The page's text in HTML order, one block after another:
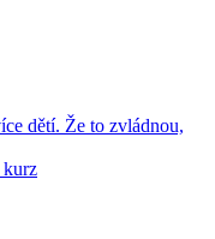
dětí. Že to zvládnou,
kurz